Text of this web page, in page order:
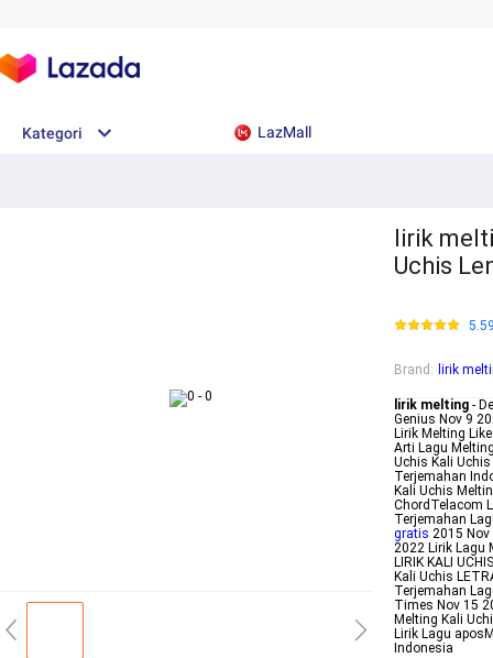
Kategori LazMall
lirik
Uchis
Brand : lirik
lirik melting -
Genius Nov 9
Lirik Melting
Arti Lagu
Uchis Kali
Terjemahan
Kali Uchis
ChordTelacom
Terjemahan
gratis 2015 Nov
2022 Lirik Lagu
LIRIK KALI
Kali Uchis
Terjemahan
Times Nov 15
Melting Kali
Lirik Lagu
Indonesia